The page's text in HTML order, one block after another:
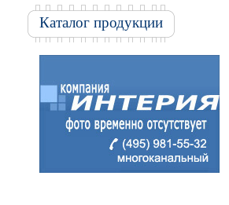
Каталог продукции